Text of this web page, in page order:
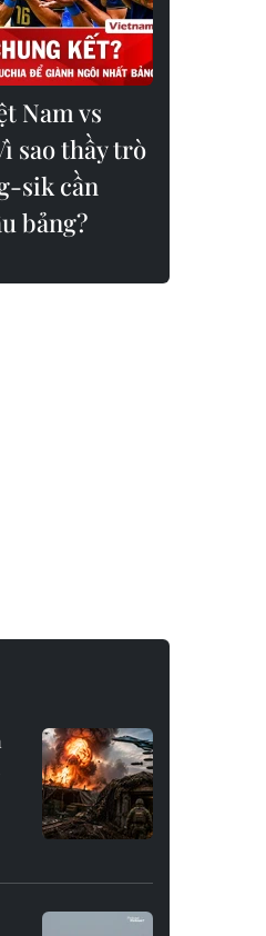
Nam vs
sao thầy trò
sik cần
bảng?